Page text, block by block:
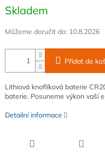
cena:
Skladem
Můžeme doručit do: 10.8.2026
Přidat do
Lithiová knoflíková baterie
baterie. Posuneme výkon vaší
Detailní informace